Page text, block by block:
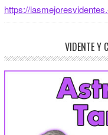
https://
VIDENTE Y